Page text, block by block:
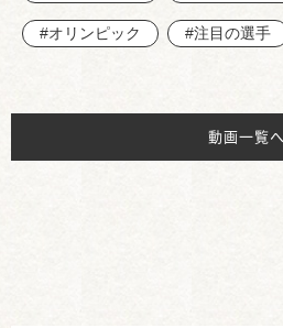
#オリンピック #注目の選手
動画一覧へ